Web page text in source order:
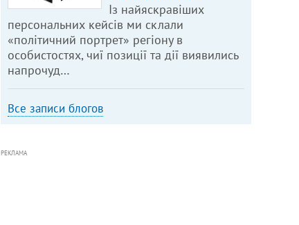
Із найяскравіших
персональних кейсів ми склали
«політичний портрет» регіону в
особистостях, чиї позиції та дії виявились
напрочуд…
Все записи блогов
РЕКЛАМА